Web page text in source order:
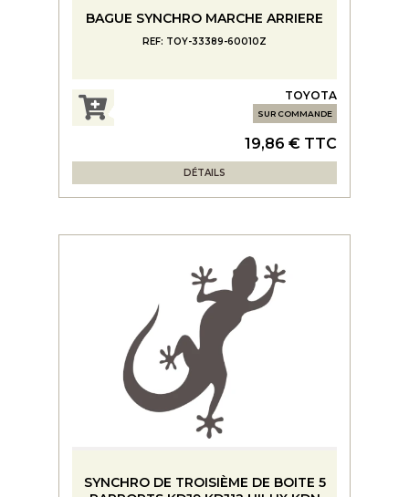
BAGUE SYNCHRO MARCHE ARRIERE
REF: TOY-33389-60010Z
TOYOTA
SUR COMMANDE
19,86 € TTC
DÉTAILS
SYNCHRO DE TROISIÈME DE BOITE 5